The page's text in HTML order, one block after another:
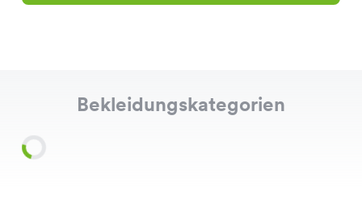
Bekleidungskategorien